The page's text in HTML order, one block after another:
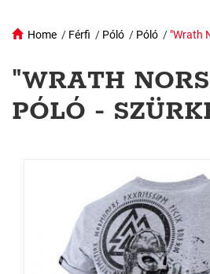
Home / Férfi / Póló / Póló / "Wrath
"WRATH
PÓLÓ -